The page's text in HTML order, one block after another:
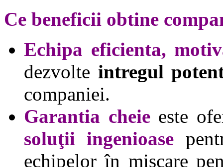
Ce beneficii obtine
Echipa eficienta,
dezvolte intregul
companiei.
Garantia cheieeste
soluţii ingenioase
echipelor în mişcare